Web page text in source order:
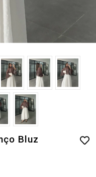
Bluz